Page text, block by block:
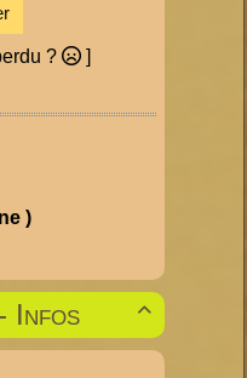
? ]
)

Infos